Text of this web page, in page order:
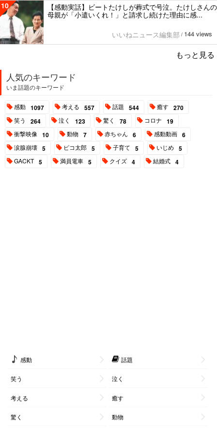
10
【感動実話】ビートたけしが葬式で号泣。たけしさんの
母親が「小遣いくれ！」と請求し続けた理由に感...
いいねニュース編集部 / 144 views
もっと見る
人気のキーワード
いま話題のキーワード
感動 1097 考える 557 話題 544 癒す 270
笑う 264 泣く 123 驚く 78 コロナ 19
衝撃映像 10 動物 7 赤ちゃん 6 感動動画 6
涙腺崩壊 5 ピコ太郎 5 子育て 5 いじめ 5
GACKT 5 満員電車 5 クイズ 4 結婚式 4
感動 話題
笑う 泣く
考える 癒す
驚く 動物